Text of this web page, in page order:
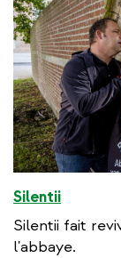
Silentii
Silentii fait
l'abbaye.